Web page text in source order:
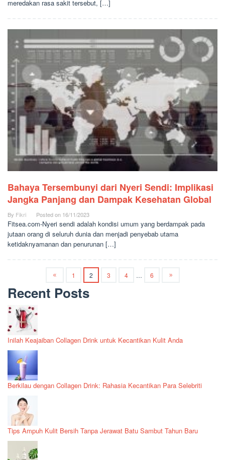
meredakan rasa sakit tersebut, […]
Bahaya Tersembunyi dari Nyeri Sendi: Implikasi
Jangka Panjang dan Dampak Kesehatan Global
By Fikri Posted on 16/11/2023
Fitsea.com-Nyeri sendi adalah kondisi umum yang berdampak pada
jutaan orang di seluruh dunia dan menjadi penyebab utama
ketidaknyamanan dan penurunan […]
1 2 3 4 … 6
Recent Posts
Inilah Keajaiban Collagen Drink untuk Kecantikan Kulit Anda
Berkilau dengan Collagen Drink: Rahasia Kecantikan Para Selebriti
Tips Ampuh Kulit Bersih Tanpa Jerawat Batu Sambut Tahun Baru